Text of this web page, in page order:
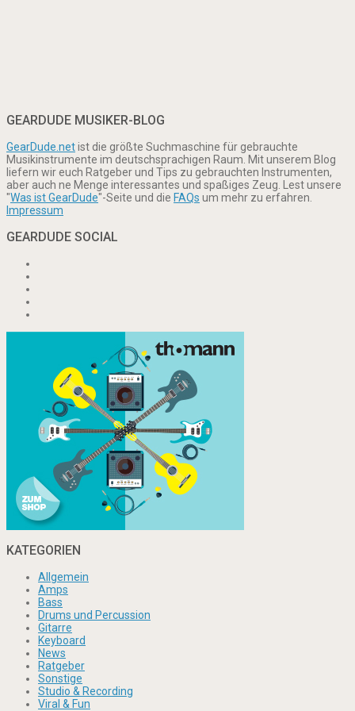
GEARDUDE MUSIKER-BLOG
GearDude.netist die größte Suchmaschine für gebrauchte
Musikinstrumente im deutschsprachigen Raum. Mit unserem Blog
liefern wir euch Ratgeber und Tips zu gebrauchten Instrumenten,
aber auch ne Menge interessantes und spaßiges Zeug. Lest unsere
"Was ist GearDude"-Seite und die FAQs um mehr zu erfahren.
Impressum
GEARDUDE SOCIAL
KATEGORIEN
Allgemein
Amps
Bass
Drums und Percussion
Gitarre
Keyboard
News
Ratgeber
Sonstige
Studio & Recording
Viral & Fun